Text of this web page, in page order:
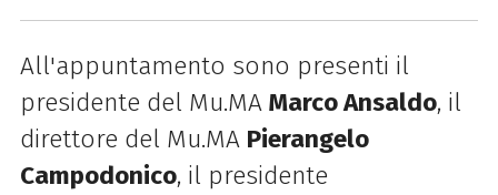
All'appuntamento sono presenti il
presidente del Mu.MAMarco Ansaldo, il
direttore del Mu.MA Pierangelo
Campodonico, il presidente